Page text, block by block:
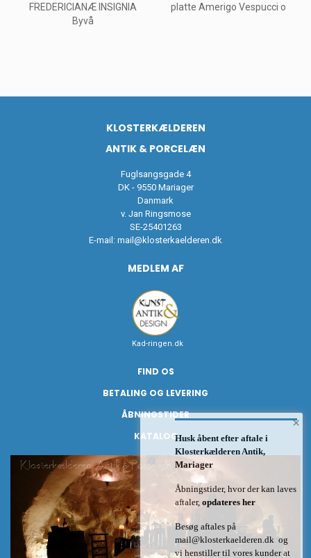
FREDERICIANÆ INSIGNIA
Byvå
platte Amerigo Vespucci o
KLOSTERKÆLDEREN
ANTIK & PORCELÆN
Fuglsangsgade 4
DK - 9550 Mariager
Danmark
v. Jan Ringsmose
SE-25401263
E-mail: mail@klosterkaelderen.dk
MEDLEM AF
Kad-ringen.dk
FIND OS
BETALING OG LEVERING
ÅBNINGSTIDER
KATALOG
×
Husk åbent efter aftale i
Klosterkælderen Antik,
Mariager
Åbningstider, hvor der kan laves
aftaler, opdateres her
Besøg aftales på
mail@klosterkaelderen.dk og
vi henstiller til vores kunder at